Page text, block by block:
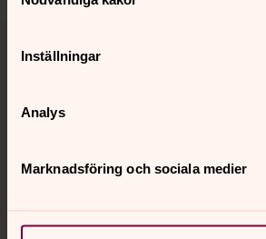
Inställningar
Analys
Marknadsföring och sociala medier
Kontakt